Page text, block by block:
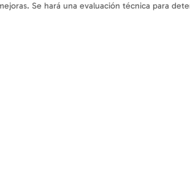
Se hará una evaluación técnica para